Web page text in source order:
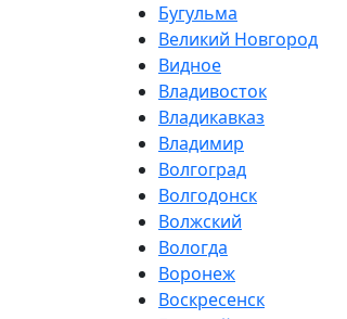
Бугульма
Великий Новгород
Видное
Владивосток
Владикавказ
Владимир
Волгоград
Волгодонск
Волжский
Вологда
Воронеж
Воскресенск